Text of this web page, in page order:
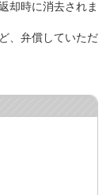
却時に消去されま
、弁償していただ